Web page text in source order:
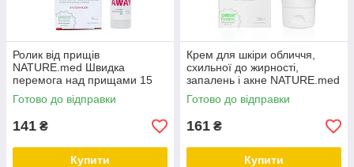
Ролик від прищів
NATURE.med Швидка
перемога над прищами 15
мл
Готово до відправки
141 ₴
Купити
Крем для шкіри обличчя,
схильної до жирності,
запалень і акне NATURE.med
Матове личико 50 мл
Готово до відправки
161 ₴
Купити